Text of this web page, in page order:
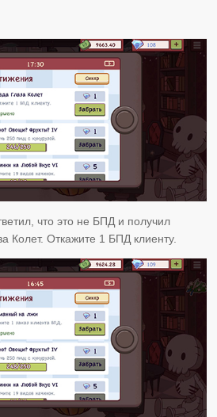
что это не БПД и получил
Колет. Откажите 1 БПД клиенту.